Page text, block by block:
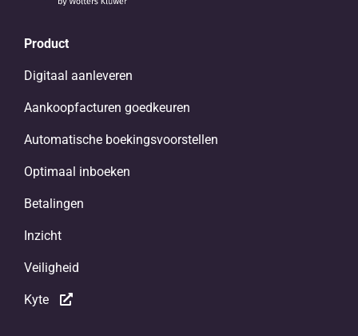
Product
Digitaal aanleveren
Aankoopfacturen goedkeuren
Automatische boekingsvoorstellen
Optimaal inboeken
Betalingen
Inzicht
Veiligheid
Kyte